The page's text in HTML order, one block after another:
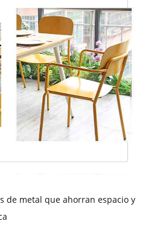
de metal que ahorran espacio y